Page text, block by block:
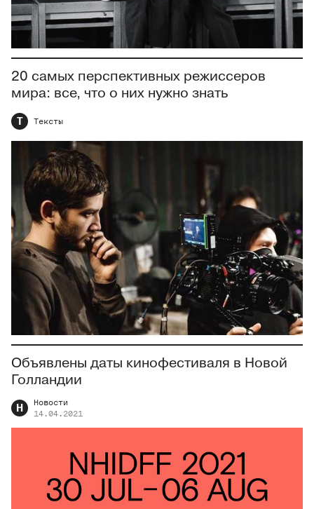
20 самых перспективных режиссеров
мира: все, что о них нужно знать
Т Тексты
Объявлены даты кинофестиваля в Новой
Голландии
Н
Новости
14.04.2021